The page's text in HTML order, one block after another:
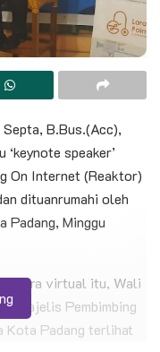
B.Bus.(Acc),
‘keynote speaker’
On Internet (Reaktor)
dituanrumahi oleh
Padang, Minggu
secara virtual itu, Wali
Majelis Pembimbing
Kota Padang terlihat